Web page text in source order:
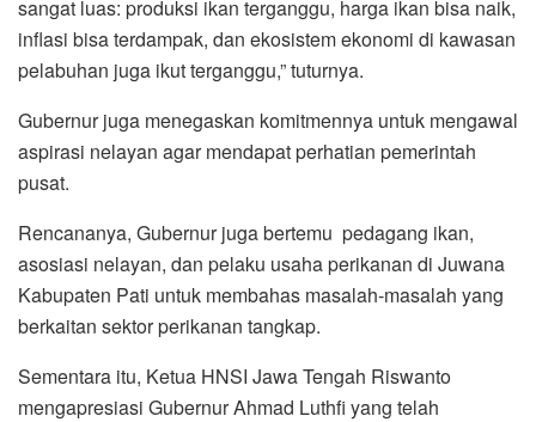
sangat luas: produksi ikan terganggu, harga ikan bisa naik,
inflasi bisa terdampak, dan ekosistem ekonomi di kawasan
pelabuhan juga ikut terganggu,” tuturnya.
Gubernur juga menegaskan komitmennya untuk mengawal
aspirasi nelayan agar mendapat perhatian pemerintah
pusat.
Rencananya, Gubernur juga bertemu pedagang ikan,
asosiasi nelayan, dan pelaku usaha perikanan di Juwana
Kabupaten Pati untuk membahas masalah-masalah yang
berkaitan sektor perikanan tangkap.
Sementara itu, Ketua HNSI Jawa Tengah Riswanto
mengapresiasi Gubernur Ahmad Luthfi yang telah